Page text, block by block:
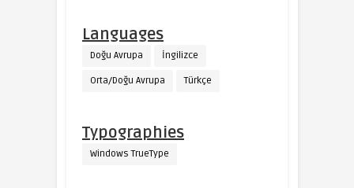
Languages
Doğu Avrupa İngilizce
Orta/Doğu Avrupa Türkçe
Typographies
Windows TrueType